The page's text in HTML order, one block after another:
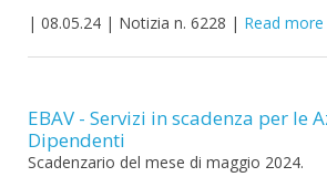
| 08.05.24 | Notizia n. 6228 | Read more
EBAV - Servizi in scadenza per le
Dipendenti
Scadenzario del mese di maggio 2024.